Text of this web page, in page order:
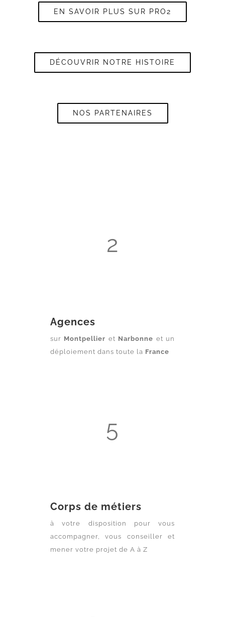
EN SAVOIR PLUS SUR PRO2
DÉCOUVRIR NOTRE HISTOIRE
NOS PARTENAIRES
2
Agences
sur Montpellier et Narbonne et un
déploiement dans toute la France
5
Corps de métiers
à votre disposition pour vous
accompagner, vous conseiller et
mener votre projet de A à Z